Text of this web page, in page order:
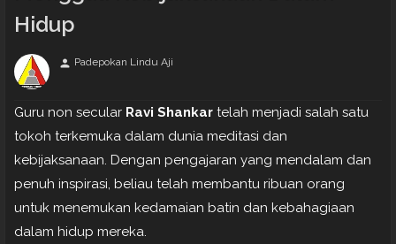
Hidup
person Padepokan Lindu Aji
Guru non secular Ravi Shankar telah menjadi salah satu
tokoh terkemuka dalam dunia meditasi dan
kebijaksanaan. Dengan pengajaran yang mendalam dan
penuh inspirasi, beliau telah membantu ribuan orang
untuk menemukan kedamaian batin dan kebahagiaan
dalam hidup mereka.